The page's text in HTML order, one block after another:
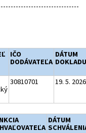
IČO
DODÁVATEĽA
DÁTUM
DOKLADU
30810701 19. 5. 2026
DÁTUM